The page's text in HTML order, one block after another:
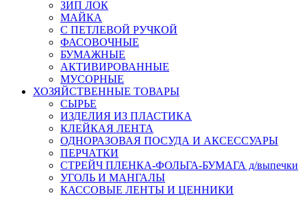
ЗИП ЛОК
МАЙКА
С ПЕТЛЕВОЙ РУЧКОЙ
ФАСОВОЧНЫЕ
БУМАЖНЫЕ
АКТИВИРОВАННЫЕ
МУСОРНЫЕ
ХОЗЯЙСТВЕННЫЕ ТОВАРЫ
СЫРЬЕ
ИЗДЕЛИЯ ИЗ ПЛАСТИКА
КЛЕЙКАЯ ЛЕНТА
ОДНОРАЗОВАЯ ПОСУДА И АКСЕССУАРЫ
ПЕРЧАТКИ
СТРЕЙЧ ПЛЕНКА-ФОЛЬГА-БУМАГА д/выпечки
УГОЛЬ И МАНГАЛЫ
КАССОВЫЕ ЛЕНТЫ И ЦЕННИКИ